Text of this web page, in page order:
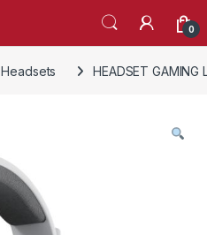
0
Headsets HEADSET GAMING